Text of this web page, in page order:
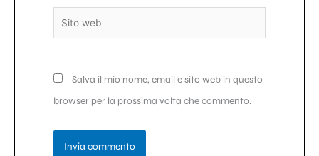
Sito
web
Salva il mio nome, email e sito web in questo
browser per la prossima volta che commento.